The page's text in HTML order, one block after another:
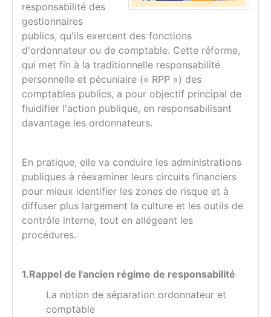
responsabilité des
gestionnaires
publics, qu'ils exercent des fonctions
d'ordonnateur ou de comptable. Cette réforme,
qui met fin à la traditionnelle responsabilité
personnelle et pécuniaire (« RPP ») des
comptables publics, a pour objectif principal de
fluidifier l'action publique, en responsabilisant
davantage les ordonnateurs.
En pratique, elle va conduire les administrations
publiques à réexaminer leurs circuits financiers
pour mieux identifier les zones de risque et à
diffuser plus largement la culture et les outils de
contrôle interne, tout en allégeant les
procédures.
1.Rappel de l'ancien régime de responsabilité
La notion de séparation ordonnateur et
comptable